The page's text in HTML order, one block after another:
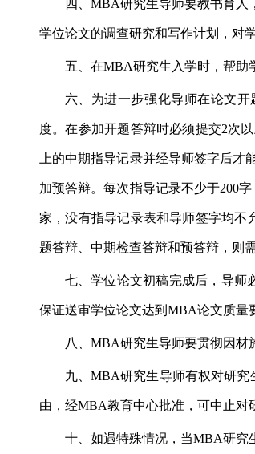
四、 MBA研究生导师要教书育人
学位论文的调查研究和写作计划，对
五、在MBA研究生入学时，帮助
六、为进一步强化导师在论文
度。在参加开题答辩时必须提交2次
上的中期指导记录并经导师签字后
加预答辩。每次指导记录不少于200字
家，没有指导记录表和导师签字均不
题答辩、中期检查答辩和预答辩，则
七、学位论文初稿完成后，导师
保证送审学位论文达到 MBA论文质量
八、 MBA研究生导师要贯彻因材
九、 MBA研究生导师有权对研究
由，经MBA教育中心批准，可中止对
十、如遇特殊情况，当MBA研究